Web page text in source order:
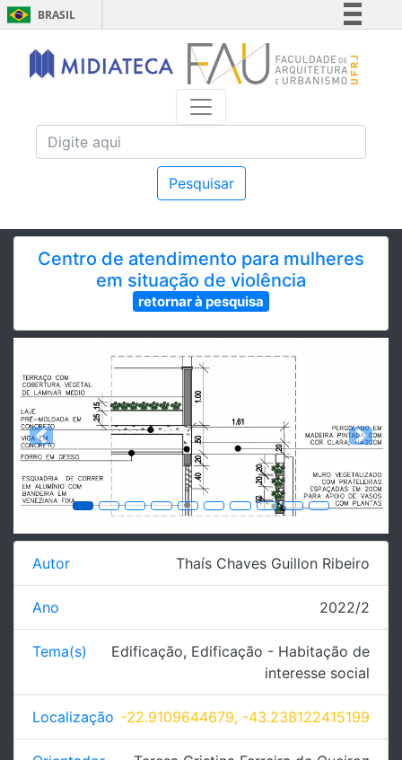
BRASIL
Simplifique!
Comunica BR
Acesso à informação
Pesquisar
Centro de atendimento para mulheres
em situação de violência
retornar à pesquisa
Previous Next
Autor Thaís Chaves Guillon Ribeiro
Ano 2022/2
Tema(s) Edificação, Edificação - Habitação de
interesse social
Localização -22.9109644679, -43.238122415199